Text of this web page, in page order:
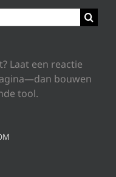
Laat een reactie
bouwen
tool.